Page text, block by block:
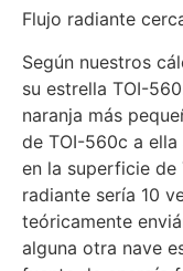
Flujo radiante
Según nuestros
su estrella TOI-
naranja más
de TOI-560c a
en la superficie de
radiante sería 10
teóricamente
alguna otra nave